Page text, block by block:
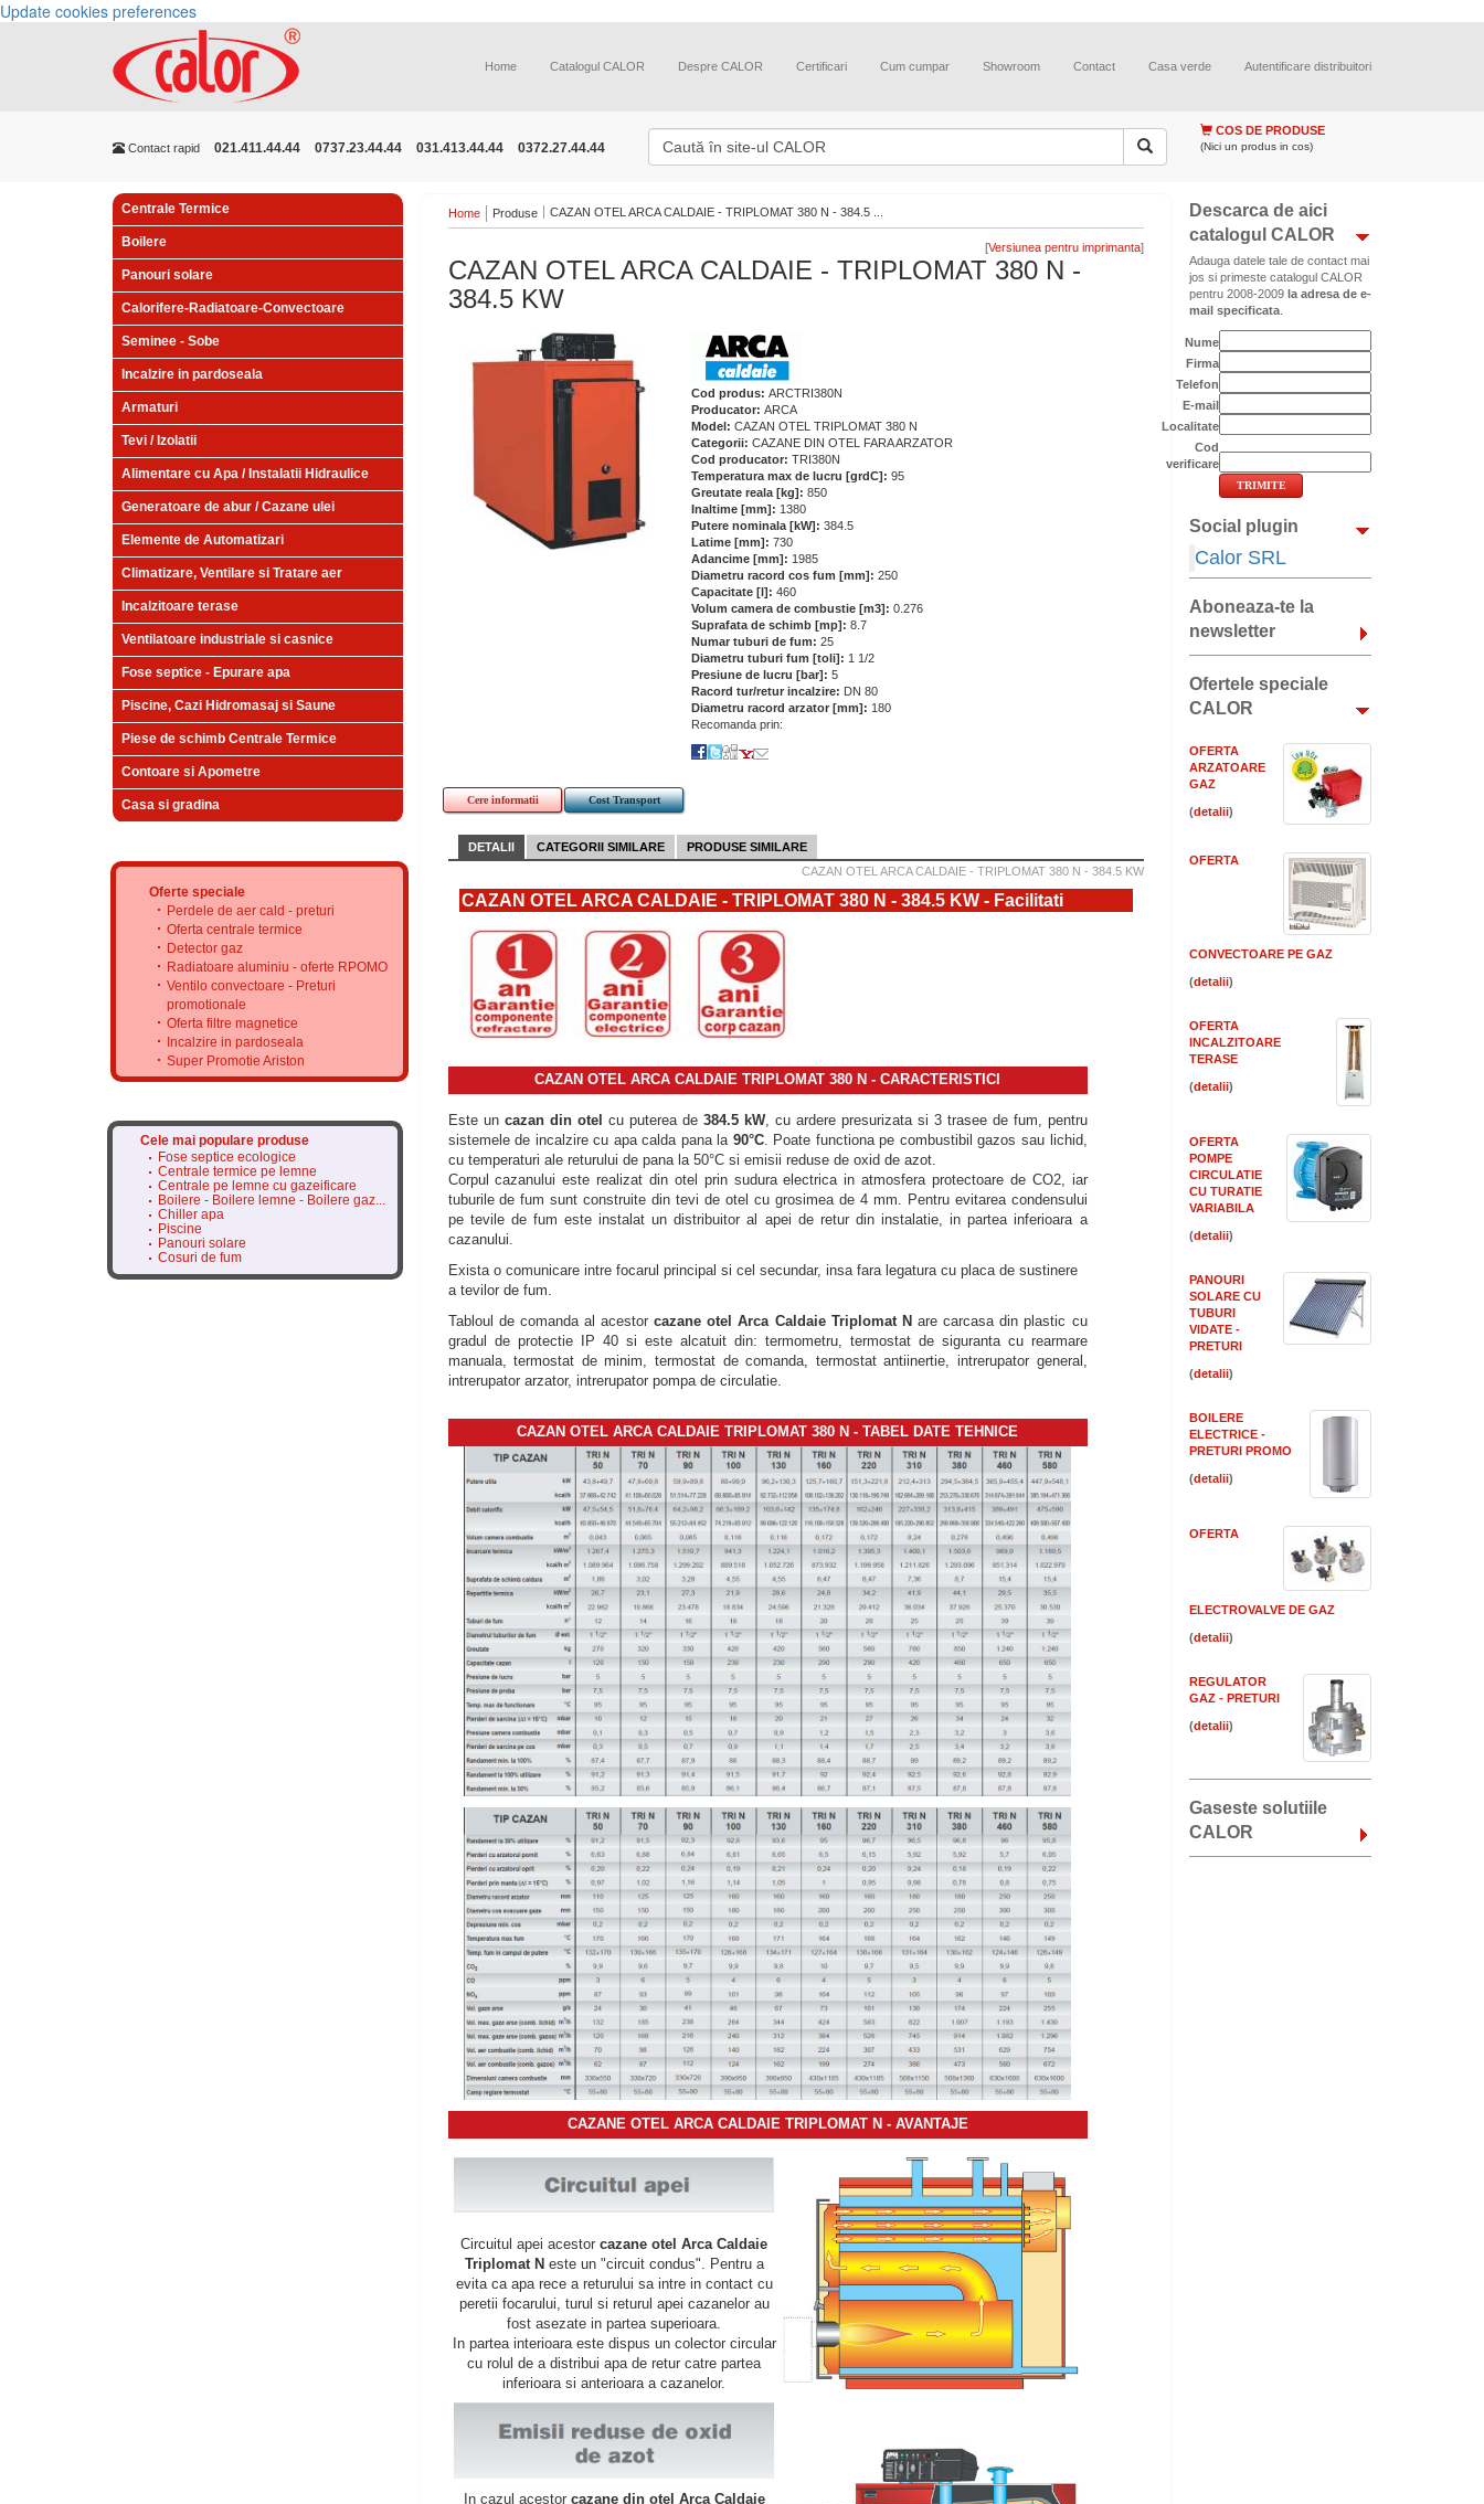
Update cookies preferences
Home Catalogul CALOR Despre CALOR Certificari Cum cumpar Showroom Contact Casa verde Autentificare distribuitori
Contact rapid 021.411.44.44 0737.23.44.44 031.413.44.44 0372.27.44.44
COS DE PRODUSE
(Nici un produs in cos)
Centrale Termice
Boilere
Panouri solare
Calorifere-Radiatoare-Convectoare
Seminee - Sobe
Incalzire in pardoseala
Armaturi
Tevi / Izolatii
Alimentare cu Apa / Instalatii Hidraulice
Generatoare de abur / Cazane ulei
Elemente de Automatizari
Climatizare, Ventilare si Tratare aer
Incalzitoare terase
Ventilatoare industriale si casnice
Fose septice - Epurare apa
Piscine, Cazi Hidromasaj si Saune
Piese de schimb Centrale Termice
Contoare si Apometre
Casa si gradina
Oferte speciale
Perdele de aer cald - preturi
Oferta centrale termice
Detector gaz
Radiatoare aluminiu - oferte RPOMO
Ventilo convectoare - Preturi
promotionale
Oferta filtre magnetice
Incalzire in pardoseala
Super Promotie Ariston
Cele mai populare produse
Fose septice ecologice
Centrale termice pe lemne
Centrale pe lemne cu gazeificare
Boilere - Boilere lemne - Boilere gaz...
Chiller apa
Piscine
Panouri solare
Cosuri de fum
Home Produse CAZAN OTEL ARCA CALDAIE - TRIPLOMAT 380 N - 384.5 ...
[ ]
CAZAN OTEL ARCA CALDAIE - TRIPLOMAT 380 N -
384.5 KW
Cod produs: ARCTRI380N
Producator: ARCA
Model: CAZAN OTEL TRIPLOMAT 380 N
Categorii: CAZANE DIN OTEL FARA ARZATOR
Cod producator: TRI380N
Temperatura max de lucru [grdC]: 95
Greutate reala [kg]: 850
Inaltime [mm]: 1380
Putere nominala [kW]: 384.5
Latime [mm]: 730
Adancime [mm]: 1985
Diametru racord cos fum [mm]: 250
Capacitate [l]: 460
Volum camera de combustie [m3]: 0.276
Suprafata de schimb [mp]: 8.7
Numar tuburi de fum: 25
Diametru tuburi fum [toli]: 1 1/2
Presiune de lucru [bar]: 5
Racord tur/retur incalzire: DN 80
Diametru racord arzator [mm]: 180
Recomanda prin:
Cere informatii Cost Transport
DETALII CATEGORII SIMILARE
PRODUSE SIMILARE
CAZAN OTEL ARCA CALDAIE - TRIPLOMAT 380 N - 384.5 KW
CAZAN OTEL ARCA CALDAIE - TRIPLOMAT 380 N - 384.5 KW - Facilitati
CAZAN OTEL ARCA CALDAIE TRIPLOMAT 380 N - CARACTERISTICI
Este un cazan din otel cu puterea de 384.5 kW, cu ardere presurizata si 3 trasee de fum, pentru
sistemele de incalzire cu apa calda pana la 90°C. Poate functiona pe combustibil gazos sau lichid,
cu temperaturi ale returului de pana la 50°C si emisii reduse de oxid de azot.
Corpul cazanului este realizat din otel prin sudura electrica in atmosfera protectoare de CO2, iar
tuburile de fum sunt construite din tevi de otel cu grosimea de 4 mm. Pentru evitarea condensului
pe tevile de fum este instalat un distribuitor al apei de retur din instalatie, in partea inferioara a
cazanului.
Exista o comunicare intre focarul principal si cel secundar, insa fara legatura cu placa de sustinere
a tevilor de fum.
Tabloul de comanda al acestorcazane otel Arca Caldaie Triplomat N are carcasa din plastic cu
gradul de protectie IP 40 si este alcatuit din: termometru, termostat de siguranta cu rearmare
manuala, termostat de minim, termostat de comanda, termostat antiinertie, intrerupator general,
intrerupator arzator, intrerupator pompa de circulatie.
CAZAN OTEL ARCA CALDAIE TRIPLOMAT 380 N - TABEL DATE TEHNICE
CAZANE OTEL ARCA CALDAIE TRIPLOMAT N - AVANTAJE
Circuitul apei acestor cazane otel Arca Caldaie
Triplomat N este un "circuit condus". Pentru a
evita ca apa rece a returului sa intre in contact cu
peretii focarului, turul si returul apei cazanelor au
fost asezate in partea superioara.
In partea interioara este dispus un colector circular
cu rolul de a distribui apa de retur catre partea
inferioara si anterioara a cazanelor.
In cazul acestor cazane din otel Arca Caldaie
Descarca de aici
catalogul CALOR
Adauga datele tale de contact mai
jos si primeste catalogul CALOR
pentru 2008-2009 la adresa de e-
mail specificata
Nume
Firma
Telefon
E-mail
Localitate
Cod
verificare
Social plugin
Calor SRL
Aboneaza-te la
newsletter
Ofertele speciale
CALOR
OFERTA
ARZATOARE
GAZ
( )
OFERTA
CONVECTOARE PE GAZ
( )
OFERTA
INCALZITOARE
TERASE
( )
OFERTA
POMPE
CIRCULATIE
CU TURATIE
VARIABILA
( )
PANOURI
SOLARE CU
TUBURI
VIDATE -
PRETURI
( )
BOILERE
ELECTRICE -
PRETURI PROMO
( )
OFERTA
ELECTROVALVE DE GAZ
( )
REGULATOR
GAZ - PRETURI
( )
Gaseste solutiile
CALOR